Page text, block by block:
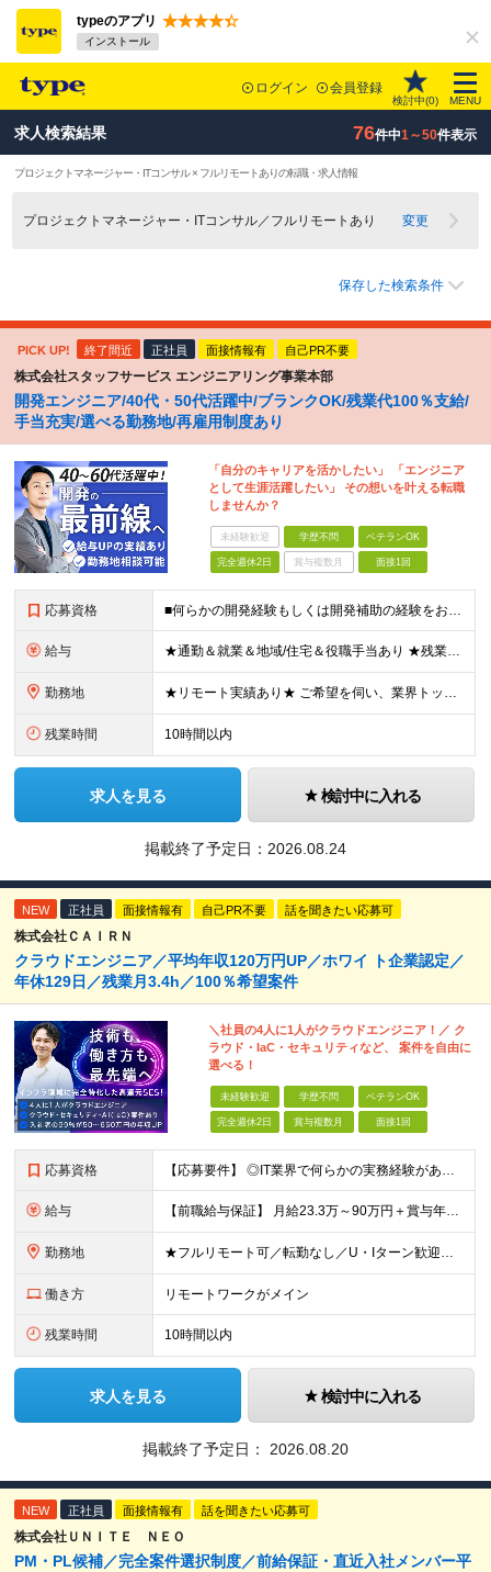
typeのアプリ
インストール
ログイン 会員登録
検討中(0) MENU
求人検索結果 76件中1～50件表示
プロジェクトマネージャー・ITコンサル × フルリモートありの転職・求人情報
プロジェクトマネージャー・ITコンサル／フルリモートあり 変更
保存した検索条件
PICK UP! 終了間近 正社員 面接情報有 自己PR不要
株式会社スタッフサービス エンジニアリング事業本部
開発エンジニア/40代・50代活躍中/ブランクOK/残業代100％支給/
手当充実/選べる勤務地/再雇用制度あり
「自分のキャリアを活かしたい」 「エンジニア
として生涯活躍したい」 その想いを叶える転職
しませんか？
未経験歓迎 学歴不問 ベテランOK
完全週休2日 賞与複数月 面接1回
応募資格 ■何らかの開発経験もしくは開発補助の経験をお持ちの方 ■学歴不問 ★ブランクのある方、地方在住の方も大歓迎です！
給与 ★通勤＆就業＆地域/住宅＆役職手当あり ★残業代は全額支給 ★選べる給与制度あり！ ★東京・神奈川・千葉・埼玉勤務の場合 月給23.5万円～55万円＋諸手当 （残業代は全額支給） (20,000円の
勤務地 ★リモート実績あり★ ご希望を伺い、業界トップクラス約7,000件の取引事業所数、90,000件以上のプロジェクトから検討をいたします。 全国の取引先での就業となります（沖縄を除く） ※勤務地
残業時間 10時間以内
求人を見る 検討中に入れる
掲載終了予定日： 2026.08.24
NEW 正社員 面接情報有 自己PR不要 話を聞きたい応募可
株式会社ＣＡＩＲＮ
クラウドエンジニア／平均年収120万円UP／ホワイ ト企業認定／
年休129日／残業月3.4h／100％希望案件
＼社員の4人に1人がクラウドエンジニア！／ ク
ラウド・IaC・セキュリティなど、 案件を自由に
選べる！
未経験歓迎 学歴不問 ベテランOK
完全週休2日 賞与複数月 面接1回
応募資格 【応募要件】 ◎IT業界で何らかの実務経験がある方 └2～3ヶ月の実務経験のある方は歓迎します！ 例）PCキッティングやモバイル通信基地局の業務経験者など インフラエンジニアとして経験のある方は、
給与 【前職給与保証】 月給23.3万～90万円＋賞与年2回＋インセンティブ ★年収1000万円以上の実績あり！ ※上記月給には月20～30時間分（2万9,300円～21万7,900円）の固定残業代を含み
勤務地 ★フルリモート可／転勤なし／U・Iターン歓迎★ ◎勤務地は相談の上、ご自宅近くに調整します！ 【勤務地】 本社、または東京／埼玉／千葉／神奈川／愛知／仙台のクライアント先 ◎完全在宅（フルリモート）
働き方 リモートワークがメイン
残業時間 10時間以内
求人を見る 検討中に入れる
掲載終了予定日： 2026.08.20
NEW 正社員 面接情報有 話を聞きたい応募可
株式会社ＵＮＩＴＥ ＮＥＯ
PM・PL候補／完全案件選択制度／前給保証・直近入社メンバー平